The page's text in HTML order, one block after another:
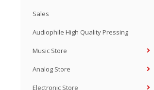
Sales
Audiophile High Quality Pressing
Music Store
Analog Store
Electronic Store